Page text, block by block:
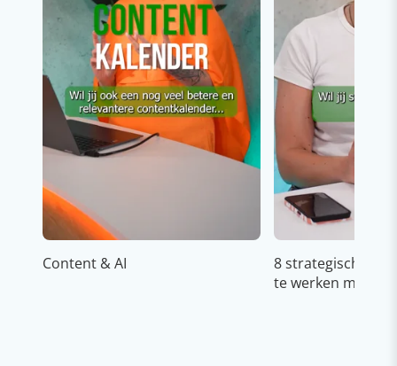
Content & AI
8 strategische
te werken met